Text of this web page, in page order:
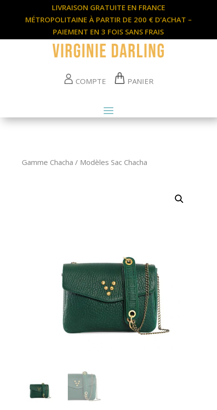
LIVRAISON GRATUITE EN FRANCE
MÉTROPOLITAINE À PARTIR DE 200 € D’ACHAT –
PAIEMENT EN 3 FOIS SANS FRAIS
COMPTE PANIER
Gamme Chacha / Modèles Sac Chacha